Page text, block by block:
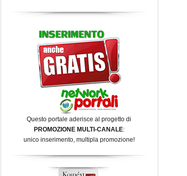
Questo portale aderisce al progetto di
PROMOZIONE MULTI-CANALE:
unico inserimento, multipla promozione!